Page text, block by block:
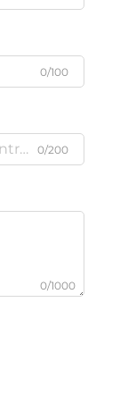
0/100
0/200
0/1000